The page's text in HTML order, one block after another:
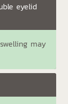
eyelid
may